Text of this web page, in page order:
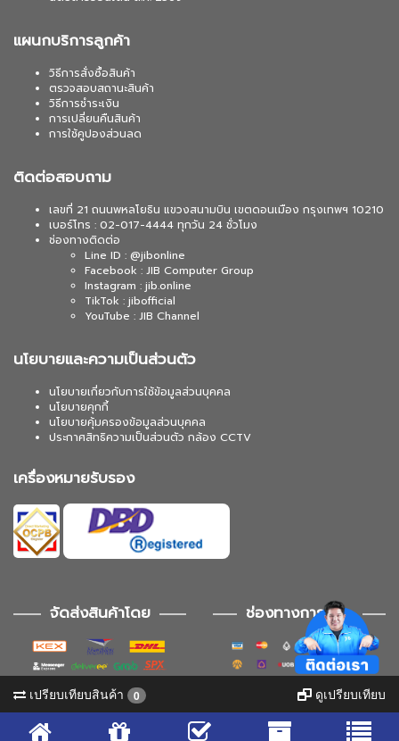
แผนกบริการลูกค้า
วิธีการสั่งซื้อสินค้า
ตรวจสอบสถานะสินค้า
วิธีการชำระเงิน
การเปลี่ยนคืนสินค้า
การใช้คูปองส่วนลด
ติดต่อสอบถาม
เลขที่ 21 ถนนพหลโยธิน แขวงสนามบิน เขตดอนเมือง กรุงเทพฯ 10210
เบอร์โทร : 02-017-4444 ทุกวัน 24 ชั่วโมง
ช่องทางติดต่อ
Line ID : @jibonline
Facebook : JIB Computer Group
Instagram : jib.online
TikTok : jibofficial
YouTube : JIB Channel
นโยบายและความเป็นส่วนตัว
นโยบายเกี่ยวกับการใช้ข้อมูลส่วนบุคคล
นโยบายคุกกี้
นโยบายคุ้มครองข้อมูลส่วนบุคคล
ประกาศสิทธิความเป็นส่วนตัว กล้อง CCTV
เครื่องหมายรับรอง
จัดส่งสินค้าโดย ช่องทางการชำระ
ช่องทางการติดตาม
เปรียบเทียบสินค้า 0 ดูเปรียบเทียบ